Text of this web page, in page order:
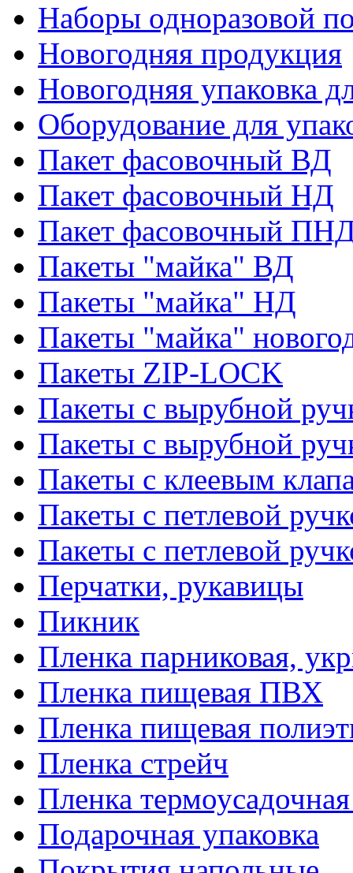
Наборы одноразовой
Новогодняя продукция
Новогодняя упаковка
Оборудование для
Пакет фасовочный ВД
Пакет фасовочный НД
Пакет фасовочный
Пакеты "майка" ВД
Пакеты "майка" НД
Пакеты "майка"
Пакеты ZIP-LOCK
Пакеты с вырубной
Пакеты с вырубной
Пакеты с клеевым
Пакеты с петлевой
Пакеты с петлевой
Перчатки, рукавицы
Пикник
Пленка парниковая,
Пленка пищевая ПВХ
Пленка пищевая
Пленка стрейч
Пленка
Подарочная упаковка